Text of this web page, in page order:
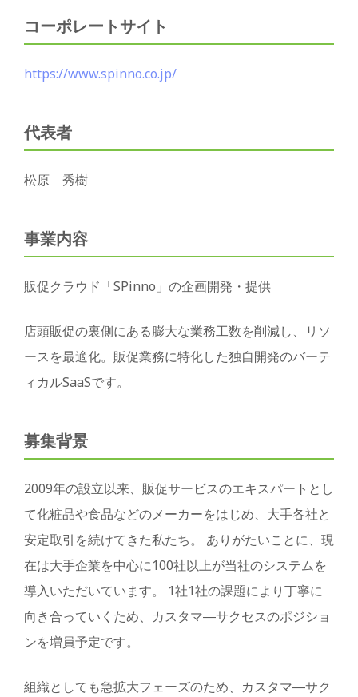
コーポレートサイト
https://www.spinno.co.jp/
代表者
松原 秀樹
事業内容
販促クラウド「SPinno」の企画開発・提供
店頭販促の裏側にある膨大な業務工数を削減し、リソ
ースを最適化。販促業務に特化した独自開発のバーテ
ィカルSaaSです。
募集背景
2009年の設立以来、販促サービスのエキスパートとし
て化粧品や食品などのメーカーをはじめ、大手各社と
安定取引を続けてきた私たち。 ありがたいことに、現
在は大手企業を中心に100社以上が当社のシステムを
導入いただいています。 1社1社の課題により丁寧に
向き合っていくため、カスタマ―サクセスのポジショ
ンを増員予定です。
組織としても急拡大フェーズのため、カスタマ―サク